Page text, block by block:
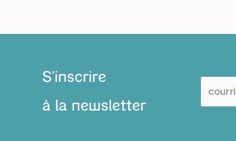
S'inscrire
à la newsletter